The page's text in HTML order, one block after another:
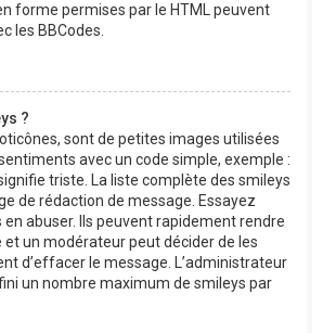
forme permises par le HTML peuvent
les BBCodes.
?
sont de petites images utilisées
avec un code simple, exemple :
triste. La liste complète des smileys
de rédaction de message. Essayez
abuser. Ils peuvent rapidement rendre
et un modérateur peut décider de les
d’effacer le message. L’administrateur
un nombre maximum de smileys par